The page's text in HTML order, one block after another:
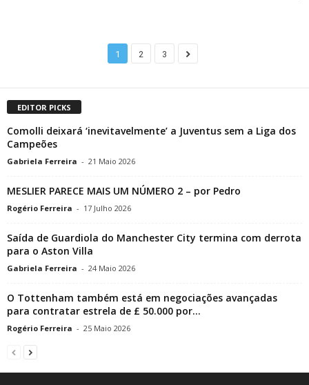
1 2 3
EDITOR PICKS
Comolli deixará ‘inevitavelmente’ a Juventus sem a Liga dos
Campeões
Gabriela Ferreira - 21 Maio 2026
MESLIER PARECE MAIS UM NÚMERO 2 – por Pedro
Rogério Ferreira - 17 Julho 2026
Saída de Guardiola do Manchester City termina com derrota
para o Aston Villa
Gabriela Ferreira - 24 Maio 2026
O Tottenham também está em negociações avançadas
para contratar estrela de £ 50.000 por...
Rogério Ferreira - 25 Maio 2026